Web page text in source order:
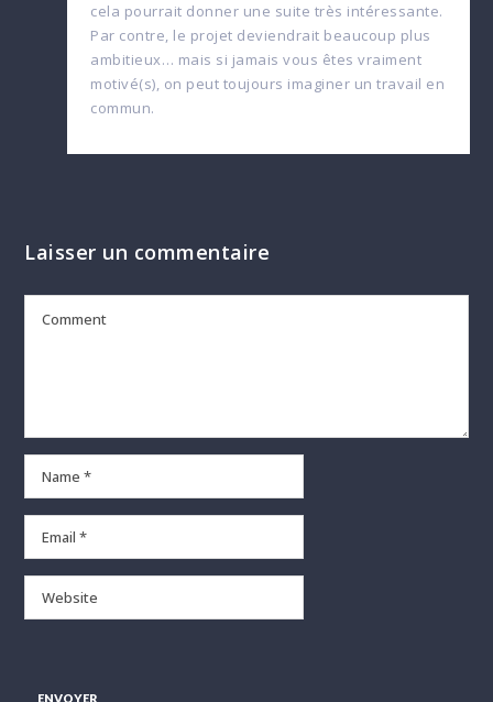
cela pourrait donner une suite très intéressante.
Par contre, le projet deviendrait beaucoup plus
ambitieux… mais si jamais vous êtes vraiment
motivé(s), on peut toujours imaginer un travail en
commun.
Laisser un commentaire